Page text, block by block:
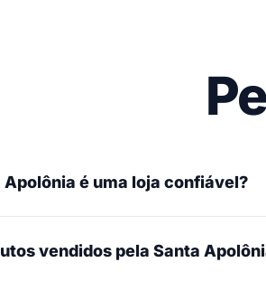
Apolônia é uma loja confiável?
vendidos pela Santa